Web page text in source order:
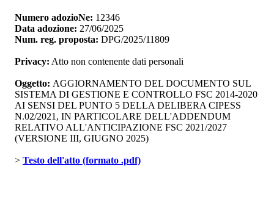
Numero adozioNe: 12346
Data adozione: 27/06/2025
Num. reg. proposta: DPG/2025/11809
Privacy: Atto non contenente dati personali
Oggetto: AGGIORNAMENTO DEL DOCUMENTO SUL
SISTEMA DI GESTIONE E CONTROLLO FSC 2014-2020
AI SENSI DEL PUNTO 5 DELLA DELIBERA CIPESS
N.02/2021, IN PARTICOLARE DELL'ADDENDUM
RELATIVO ALL'ANTICIPAZIONE FSC 2021/2027
(VERSIONE III, GIUGNO 2025)
> Testo dell'atto (formato .pdf)